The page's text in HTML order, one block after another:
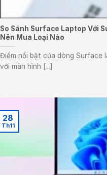
So Sánh Surface Laptop Với
Nên Mua Loại Nào
Điểm nổi bật của dòng Surface
với màn hình [...]
28
Th11